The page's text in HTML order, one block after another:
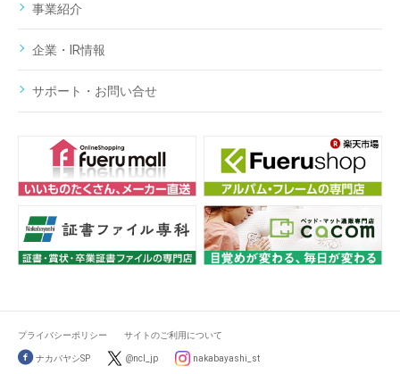
事業紹介
企業・IR情報
サポート・お問い合せ
プライバシーポリシー サイトのご利用について
ナカバヤシSP @ncl_jp nakabayashi_st